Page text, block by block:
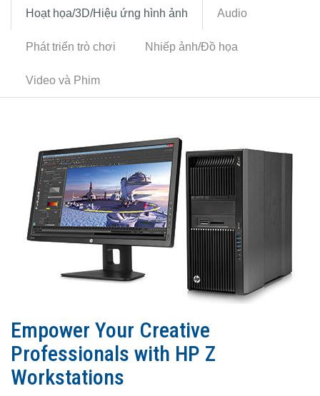
Hoạt họa/3D/Hiệu ứng hình ảnh Audio
Phát triển trò chơi Nhiếp ảnh/Đồ họa
Video và Phim
Empower Your Creative
Professionals with HP Z
Workstations